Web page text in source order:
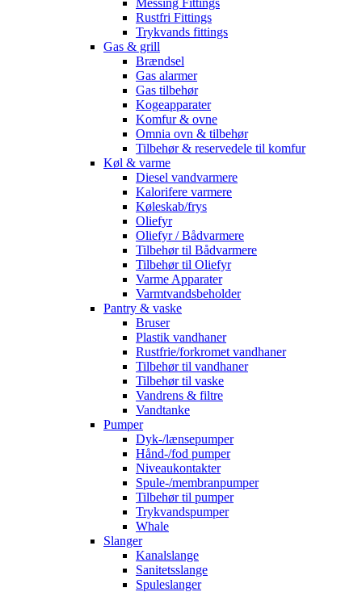
Messing Fittings
Rustfri Fittings
Trykvands fittings
Gas & grill
Brændsel
Gas alarmer
Gas tilbehør
Kogeapparater
Komfur & ovne
Omnia ovn & tilbehør
Tilbehør & reservedele til komfur
Køl & varme
Diesel vandvarmere
Kalorifere varmere
Køleskab/frys
Oliefyr
Oliefyr / Bådvarmere
Tilbehør til Bådvarmere
Tilbehør til Oliefyr
Varme Apparater
Varmtvandsbeholder
Pantry & vaske
Bruser
Plastik vandhaner
Rustfrie/forkromet vandhaner
Tilbehør til vandhaner
Tilbehør til vaske
Vandrens & filtre
Vandtanke
Pumper
Dyk-/lænsepumper
Hånd-/fod pumper
Niveaukontakter
Spule-/membranpumper
Tilbehør til pumper
Trykvandspumper
Whale
Slanger
Kanalslange
Sanitetsslange
Spuleslanger